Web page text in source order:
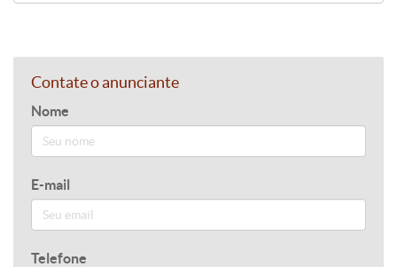
Contate o anunciante
Nome
E-mail
Telefone